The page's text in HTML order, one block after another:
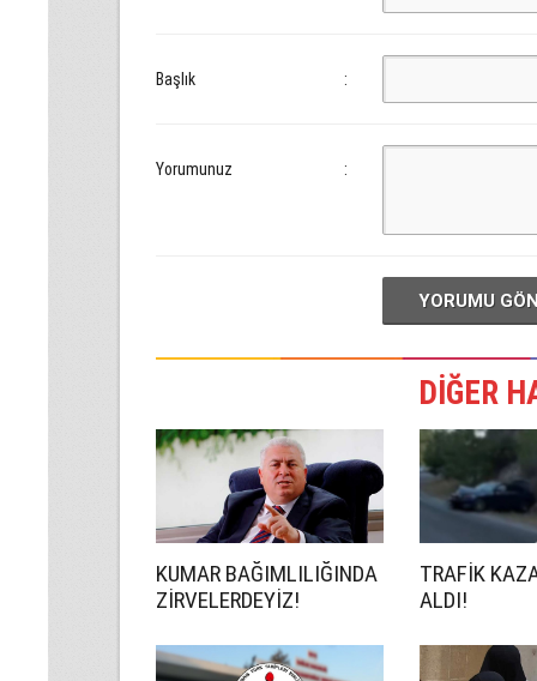
Başlık :
Yorumunuz :
YORUMU
DİĞER
KUMAR BAĞIMLILIĞINDA
ZİRVELERDEYİZ!
TRAFİK
ALDI!